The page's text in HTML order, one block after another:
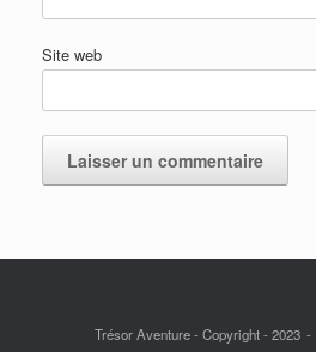
Site web
Trésor Aventure - Copyright - 2023